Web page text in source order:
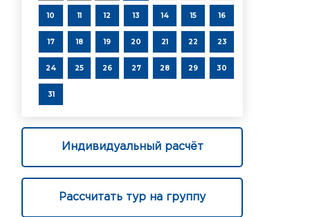
10 11 12 13 14 15 16
17 18 19 20 21 22 23
24 25 26 27 28 29 30
31
Индивидуальный расчёт
Рассчитать тур на группу